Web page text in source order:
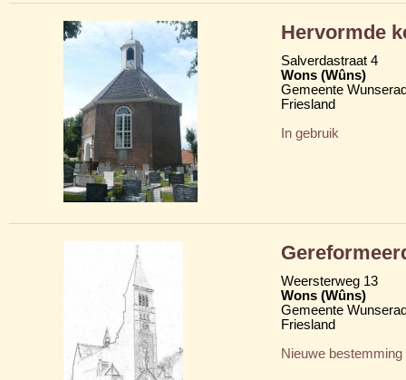
Hervormde
Salverdastraat 4
Wons (Wûns)
Gemeente
Friesland
In gebruik
Weersterweg 13
Wons (Wûns)
Gemeente
Friesland
Nieuwe bestemming